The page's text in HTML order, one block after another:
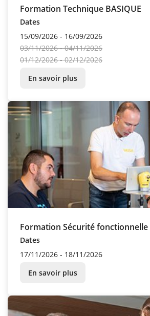
Formation Technique BASIQUE
Dates
15/09/2026 - 16/09/2026
03/11/2026 - 04/11/2026
01/12/2026 - 02/12/2026
En savoir plus
Formation Sécurité fonctionnelle
Dates
17/11/2026 - 18/11/2026
En savoir plus